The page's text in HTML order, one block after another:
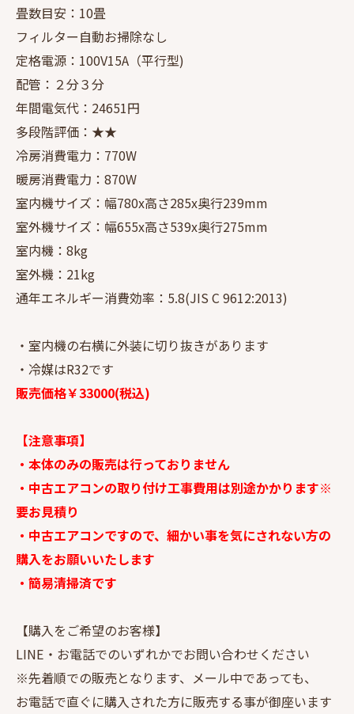
畳数目安：10畳
フィルター自動お掃除なし
定格電源：100V15A（平行型)
配管：２分３分
年間電気代：24651円
多段階評価：★★
冷房消費電力：770W
暖房消費電力：870W
室内機サイズ：幅780x高さ285x奥行239mm
室外機サイズ：幅655x高さ539x奥行275mm
室内機：8kg
室外機：21kg
通年エネルギー消費効率：5.8(JIS C 9612:2013)
・室内機の右横に外装に切り抜きがあります
・冷媒はR32です
販売価格￥33000(税込)
【注意事項】
・本体のみの販売は行っておりません
・中古エアコンの取り付け工事費用は別途かかります※
要お見積り
・中古エアコンですので、細かい事を気にされない方の
購入をお願いいたします
・簡易清掃済です
【購入をご希望のお客様】
LINE・お電話でのいずれかでお問い合わせください
※先着順での販売となります、メール中であっても、
お電話で直ぐに購入された方に販売する事が御座います